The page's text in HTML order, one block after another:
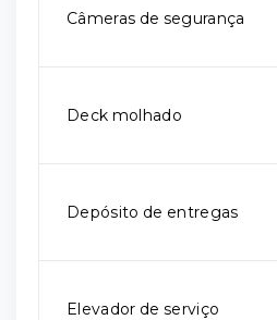
Câmeras de segurança
Deck molhado
Depósito de entregas
Elevador de serviço